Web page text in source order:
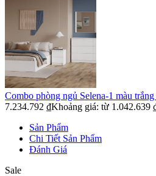
Combo phòng ngủ Selena-1 màu trắng
7.234.792 ₫Khoảng giá: từ 1.042.639
Sản Phẩm
Chi Tiết Sản Phẩm
Đánh Giá
Sale